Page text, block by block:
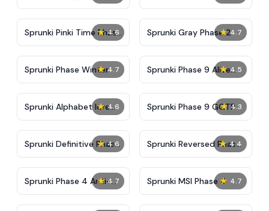
Shifted Phase 4
Alternate Edition
★ 4.6
Sprunki Pinki Time Phase
3
★ 4.7
Sprunki Gray Phase 2
★ 4.7
Sprunki Phase Winter ★ 4.5
Sprunki Phase 9 Alive
And Malediction
★ 4.6
Sprunki Alphabet lore
Arabic Phase 3
★ 4.3
Sprunki Phase 9 GGTP
★ 4.6
Sprunki Definitive Phase
9 New
★ 4.4
Sprunki Reversed Phase
3 Definitive
★ 4.7
Sprunki Phase 4 Anti-
Shifted
★ 4.7
Sprunki MSI Phase 4